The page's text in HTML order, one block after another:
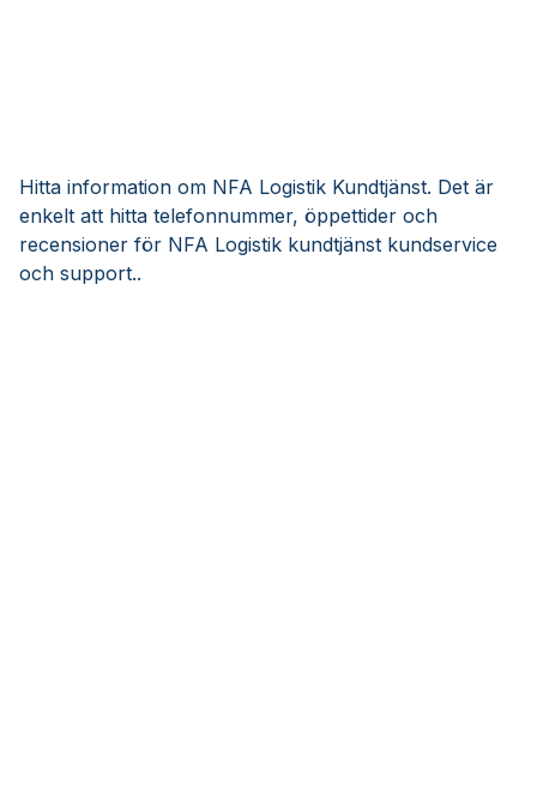
Hitta information om NFA Logistik Kundtjänst. Det är
enkelt att hitta telefonnummer, öppettider och
recensioner för NFA Logistik kundtjänst kundservice
och support..